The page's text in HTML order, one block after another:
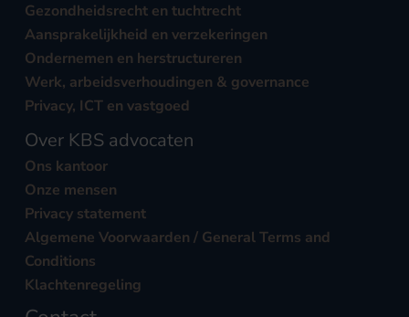
Gezondheidsrecht en tuchtrecht
Aansprakelijkheid en verzekeringen
Ondernemen en herstructureren
Werk, arbeidsverhoudingen & governance
Privacy, ICT en vastgoed
Over KBS advocaten
Ons kantoor
Onze mensen
Privacy statement
Algemene Voorwaarden / General Terms and
Conditions
Klachtenregeling